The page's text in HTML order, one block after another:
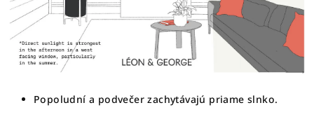
Popoludní a podvečer zachytávajú priame slnko.